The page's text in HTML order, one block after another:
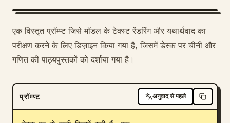
प्रॉम्प्ट
मूल्य निर्धारण
एक विस्तृत प्रॉम्प्ट जिसे मॉडल के टेक्स्ट रेंडरिंग और यथार्थवाद का
परीक्षण करने के लिए डिज़ाइन किया गया है, जिसमें डेस्क पर चीनी और
गणित की पाठ्यपुस्तकों को दर्शाया गया है।
प्रॉम्प्ट अनुवाद से पहले